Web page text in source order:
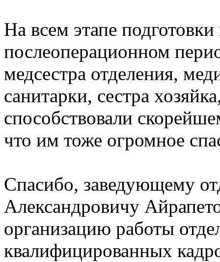
На всем этапе
послеоперационном
медсестра отделения,
санитарки, сестра
способствовали
что им тоже огромное
Спасибо, заведующему
Александровичу
организацию работы
квалифицированных